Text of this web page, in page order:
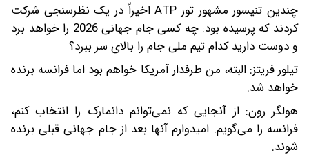
چندین تنیسور مشهور تور ATP اخیراً در یک نظرسنجی شرکت
کردند که پرسیده بود: چه کسی جام جهانی 2026 را خواهد برد
و دوست دارید کدام تیم ملی جام را بالای سر ببرد؟
تیلور فریتز: البته، من طرفدار آمریکا خواهم بود اما فرانسه برنده
خواهد شد.
هولگر رون: از آنجایی که نمی‌توانم دانمارک را انتخاب کنم،
فرانسه را می‌گویم. امیدوارم آنها بعد از جام جهانی قبلی برنده
شوند.